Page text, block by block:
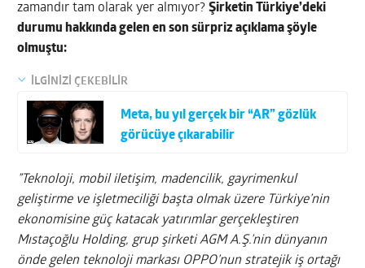
zamandır tam olarak yer almıyor?Şirketin Türkiye’deki
durumu hakkında gelen en son sürpriz açıklama şöyle
olmuştu:
İLGİNİZİ ÇEKEBİLİR
Meta, bu yıl gerçek bir “AR” gözlük
görücüye çıkarabilir
”Teknoloji, mobil iletişim, madencilik, gayrimenkul
geliştirme ve işletmeciliği başta olmak üzere Türkiye’nin
ekonomisine güç katacak yatırımlar gerçekleştiren
Mıstaçoğlu Holding, grup şirketi AGM A.Ş.’nin dünyanın
önde gelen teknoloji markası OPPO’nun stratejik iş ortağı